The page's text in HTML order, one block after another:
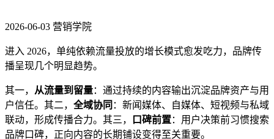
2026-06-03 营销学院
进入 2026，单纯依赖流量投放的增长模式愈发吃力，品牌传
播呈现几个明显趋势。
其一， 从流量到留量：通过持续的内容输出沉淀品牌资产与用
户信任。其二， 全域协同 ：新闻媒体、自媒体、短视频与私域
联动，形成传播合力。其三，
口碑前置：用户决策前习惯搜索
品牌口碑，正向内容的长期铺设变得至关重要。